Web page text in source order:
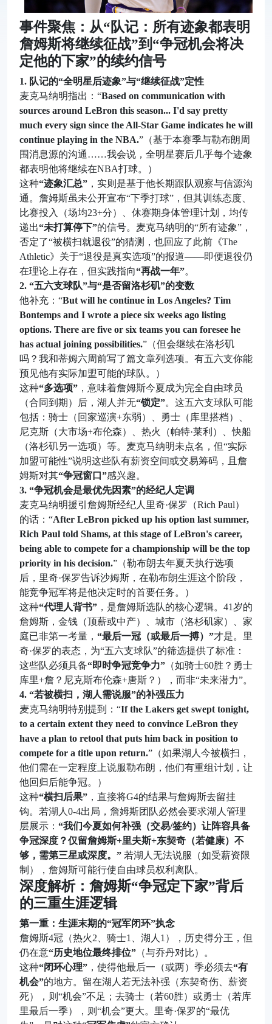
事件聚焦：从“队记：所有迹象都表明
詹姆斯将继续征战”到“争冠机会将决
定他的下家”的续约信号
1. 队记的“全明星后迹象”与“继续征战”定性
麦克马纳明指出：“Based on communication with
sources around LeBron this season... I'd say pretty
much every sign since the All-Star Game indicates he will
continue playing in the NBA.”（基于本赛季与勒布朗周
围消息源的沟通……我会说，全明星赛后几乎每个迹象
都表明他将继续在NBA打球。）
这种“迹象汇总” ，实则是基于他长期跟队观察与信源沟
通。詹姆斯虽未公开宣布“下季打球”，但其训练态度、
比赛投入（场均23+分）、休赛期身体管理计划，均传
递出“未打算停下”的信号。麦克马纳明的“所有迹象”，
否定了“被横扫就退役”的猜测，也回应了此前《The
Athletic》关于“退役是真实选项”的报道——即便退役仍
在理论上存在，但实践指向“再战一年”。
2. “五六支球队”与“是否留洛杉矶”的变数
他补充：“But will he continue in Los Angeles? Tim
Bontemps and I wrote a piece six weeks ago listing
options. There are five or six teams you can foresee he
has actual joining possibilities.”（但会继续在洛杉矶
吗？我和蒂姆六周前写了篇文章列选项。有五六支你能
预见他有实际加盟可能的球队。）
这种“多选项” ，意味着詹姆斯今夏成为完全自由球员
（合同到期）后，湖人并无“锁定”。这五六支球队可能
包括：骑士（回家巡演+东弱）、勇士（库里搭档）、
尼克斯（大市场+布伦森）、热火（帕特·莱利）、快船
（洛杉矶另一选项）等。麦克马纳明未点名，但“实际
加盟可能性”说明这些队有薪资空间或交易筹码，且詹
姆斯对其“争冠窗口”感兴趣。
3. “争冠机会是最优先因素”的经纪人定调
麦克马纳明援引詹姆斯经纪人里奇·保罗（Rich Paul）
的话：“After LeBron picked up his option last summer,
Rich Paul told Shams, at this stage of LeBron's career,
being able to compete for a championship will be the top
priority in his decision.”（勒布朗去年夏天执行选项
后，里奇·保罗告诉沙姆斯，在勒布朗生涯这个阶段，
能竞争冠军将是他决定时的首要任务。）
这种“代理人背书” ，是詹姆斯选队的核心逻辑。41岁的
詹姆斯，金钱（顶薪或中产）、城市（洛杉矶家）、家
庭已非第一考量， “最后一冠（或最后一搏）”才是。里
奇·保罗的表态，为“五六支球队”的筛选提供了标准：
这些队必须具备“即时争冠竞争力” （如骑士60胜？勇士
库里+詹？尼克斯布伦森+唐斯？），而非“未来潜力”。
4. “若被横扫，湖人需说服”的补强压力
麦克马纳明特别提到：“If the Lakers get swept tonight,
to a certain extent they need to convince LeBron they
have a plan to retool that puts him back in position to
compete for a title upon return.”（如果湖人今被横扫，
他们需在一定程度上说服勒布朗，他们有重组计划，让
他回归后能争冠。）
这种“横扫后果” ，直接将G4的结果与詹姆斯去留挂
钩。若湖人0-4出局，詹姆斯团队必然会要求湖人管理
层展示： “我们今夏如何补强（交易/签约）让阵容具备
争冠深度？仅留詹姆斯+里夫斯+东契奇（若健康）不
够，需第三星或深度。” 若湖人无法说服（如受薪资限
制），詹姆斯可能行使自由球员权利离队。
深度解析：詹姆斯“争冠定下家”背后
的三重生涯逻辑
第一重：生涯末期的“冠军闭环”执念
詹姆斯4冠（热火2、骑士1、湖人1），历史得分王，但
仍在意“历史地位最终排位” （与乔丹对比）。
这种“闭环心理” ，使得他最后一（或两）季必须去“有
机会”的地方。留在湖人若无法补强（东契奇伤、薪资
死），则“机会”不足；去骑士（若60胜）或勇士（若库
里最后一季），则“机会”更大。里奇·保罗的“最优